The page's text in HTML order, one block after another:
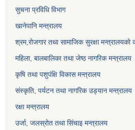
सुचना प्रविधि विभाग
खानेपानि मन्त्रालय
श्रम,रोजगार तथा सामाजिक सुरक्षा मन्त्रालयको
महिला, बालबालिका तथा जेष्ठ नागरिक मन्त्रालय
कृषि तथा पशुपंक्षि विकास मन्त्रालय
संस्कृति, पर्यटन तथा नागरिक उड्‍यान मन्त्रालय
रक्षा मन्त्रालय
उर्जा, जलस्रोत तथा सिंचाइ मन्त्रालय